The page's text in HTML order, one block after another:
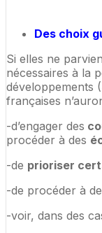
Des choix
Si elles ne
nécessaires à la
développements
françaises
-d’engager des
procéder à des
-de prioriser
-de procéder à
-voir, dans des